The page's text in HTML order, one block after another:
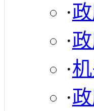
·
·
·
·